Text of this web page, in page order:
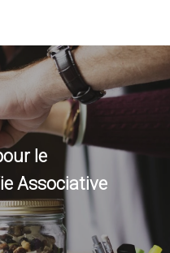
le
Associative